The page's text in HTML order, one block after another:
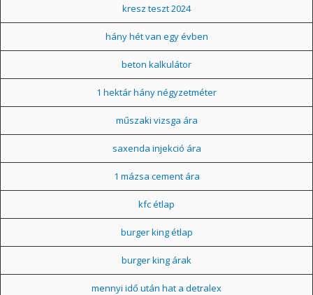
kresz teszt 2024
hány hét van egy évben
beton kalkulátor
1 hektár hány négyzetméter
műszaki vizsga ára
saxenda injekció ára
1 mázsa cement ára
kfc étlap
burger king étlap
burger king árak
mennyi idő után hat a detralex